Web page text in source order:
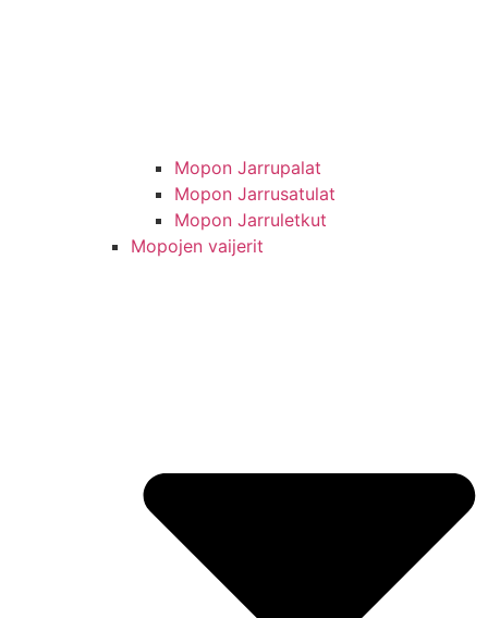
Mopon Jarrupalat
Mopon Jarrusatulat
Mopon Jarruletkut
Mopojen vaijerit